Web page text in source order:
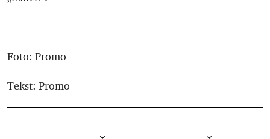
Foto: Promo
Tekst: Promo